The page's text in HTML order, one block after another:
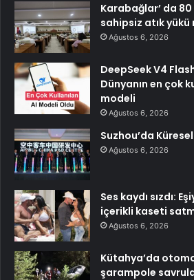
Karabağlar’ da
sahipsiz atık
Ağustos 6, 2026
DeepSeek V4
Dünyanın en çok
modeli
Ağustos 6, 2026
Suzhou’da
Ağustos 6, 2026
Ses kaydı sızdı:
içerikli kaseti
Ağustos 6, 2026
Kütahya’da
şarampole